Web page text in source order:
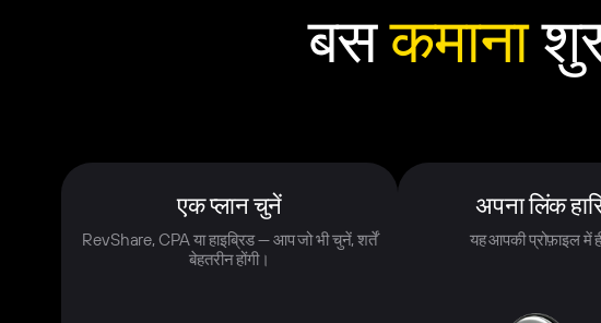
बसकमाना
एक प्लान चुनें
RevShare, CPA या हाइब्रिड — आप जो भी चुनें, शर्तें
बेहतरीन होंगी।
अपना लिंक
यह आपकी प्रोफ़ाइल में